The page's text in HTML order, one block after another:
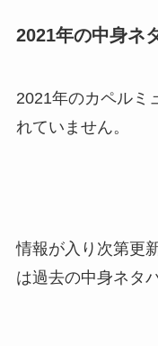
2021年の中身ネ
2021年のカペルミ
れていません。
情報が入り次第更
は過去の中身ネタ